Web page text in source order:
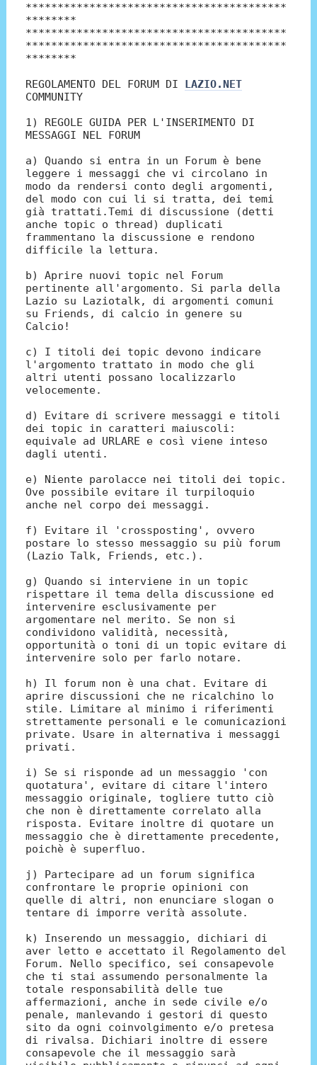
*****************************************
********
*****************************************
*****************************************
********
REGOLAMENTO DEL FORUM DI LAZIO.NET
COMMUNITY
1) REGOLE GUIDA PER L'INSERIMENTO DI
MESSAGGI NEL FORUM
a) Quando si entra in un Forum è bene
leggere i messaggi che vi circolano in
modo da rendersi conto degli argomenti,
del modo con cui li si tratta, dei temi
già trattati.Temi di discussione (detti
anche topic o thread) duplicati
frammentano la discussione e rendono
difficile la lettura.
b) Aprire nuovi topic nel Forum
pertinente all'argomento. Si parla della
Lazio su Laziotalk, di argomenti comuni
su Friends, di calcio in genere su
Calcio!
c) I titoli dei topic devono indicare
l'argomento trattato in modo che gli
altri utenti possano localizzarlo
velocemente.
d) Evitare di scrivere messaggi e titoli
dei topic in caratteri maiuscoli:
equivale ad URLARE e così viene inteso
dagli utenti.
e) Niente parolacce nei titoli dei topic.
Ove possibile evitare il turpiloquio
anche nel corpo dei messaggi.
f) Evitare il 'crossposting', ovvero
postare lo stesso messaggio su più forum
(Lazio Talk, Friends, etc.).
g) Quando si interviene in un topic
rispettare il tema della discussione ed
intervenire esclusivamente per
argomentare nel merito. Se non si
condividono validità, necessità,
opportunità o toni di un topic evitare di
intervenire solo per farlo notare.
h) Il forum non è una chat. Evitare di
aprire discussioni che ne ricalchino lo
stile. Limitare al minimo i riferimenti
strettamente personali e le comunicazioni
private. Usare in alternativa i messaggi
privati.
i) Se si risponde ad un messaggio 'con
quotatura', evitare di citare l'intero
messaggio originale, togliere tutto ciò
che non è direttamente correlato alla
risposta. Evitare inoltre di quotare un
messaggio che è direttamente precedente,
poichè è superfluo.
j) Partecipare ad un forum significa
confrontare le proprie opinioni con
quelle di altri, non enunciare slogan o
tentare di imporre verità assolute.
k) Inserendo un messaggio, dichiari di
aver letto e accettato il Regolamento del
Forum. Nello specifico, sei consapevole
che ti stai assumendo personalmente la
totale responsabilità delle tue
affermazioni, anche in sede civile e/o
penale, manlevando i gestori di questo
sito da ogni coinvolgimento e/o pretesa
di rivalsa. Dichiari inoltre di essere
consapevole che il messaggio sarà